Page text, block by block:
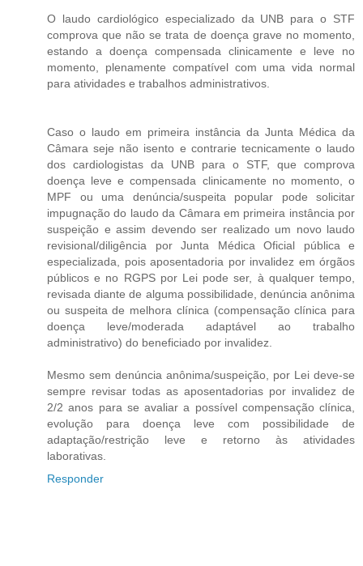
O laudo cardiológico especializado da UNB para o STF
comprova que não se trata de doença grave no momento,
estando a doença compensada clinicamente e leve no
momento, plenamente compatível com uma vida normal
para atividades e trabalhos administrativos.
Caso o laudo em primeira instância da Junta Médica da
Câmara seje não isento e contrarie tecnicamente o laudo
dos cardiologistas da UNB para o STF, que comprova
doença leve e compensada clinicamente no momento, o
MPF ou uma denúncia/suspeita popular pode solicitar
impugnação do laudo da Câmara em primeira instância por
suspeição e assim devendo ser realizado um novo laudo
revisional/diligência por Junta Médica Oficial pública e
especializada, pois aposentadoria por invalidez em órgãos
públicos e no RGPS por Lei pode ser, à qualquer tempo,
revisada diante de alguma possibilidade, denúncia anônima
ou suspeita de melhora clínica (compensação clínica para
doença leve/moderada adaptável ao trabalho
administrativo) do beneficiado por invalidez.
Mesmo sem denúncia anônima/suspeição, por Lei deve-se
sempre revisar todas as aposentadorias por invalidez de
2/2 anos para se avaliar a possível compensação clínica,
evolução para doença leve com possibilidade de
adaptação/restrição leve e retorno às atividades
laborativas.
Responder